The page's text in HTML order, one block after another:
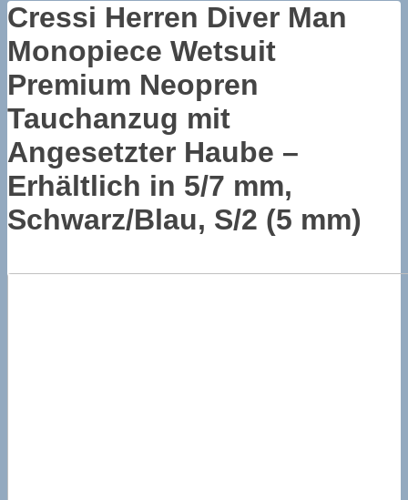
Cressi Herren Diver Man
Monopiece Wetsuit
Premium Neopren
Tauchanzug mit
Angesetzter Haube –
Erhältlich in 5/7 mm,
Schwarz/Blau, S/2 (5 mm)